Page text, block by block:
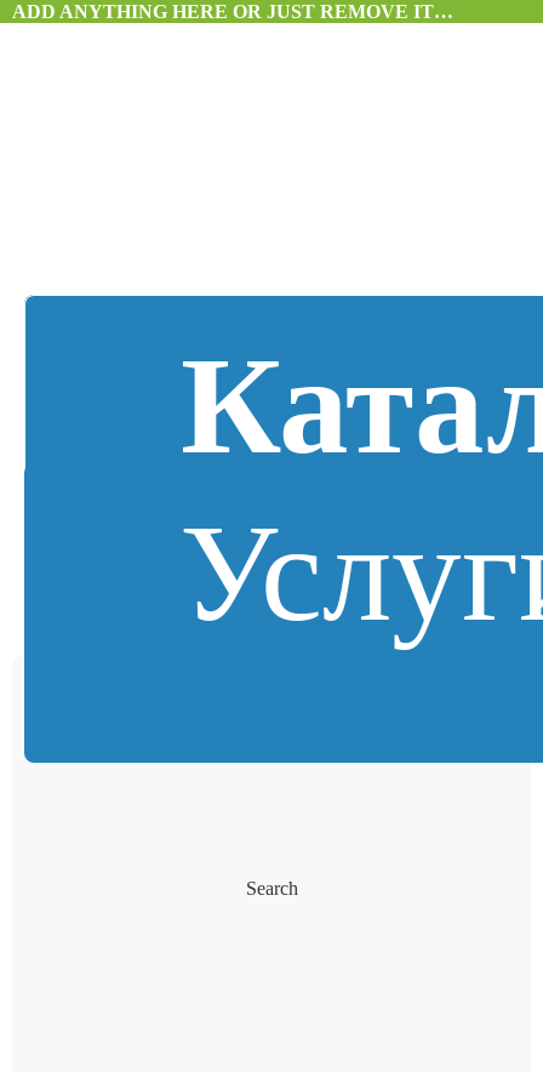
ADD ANYTHING HERE OR JUST REMOVE IT…
Search